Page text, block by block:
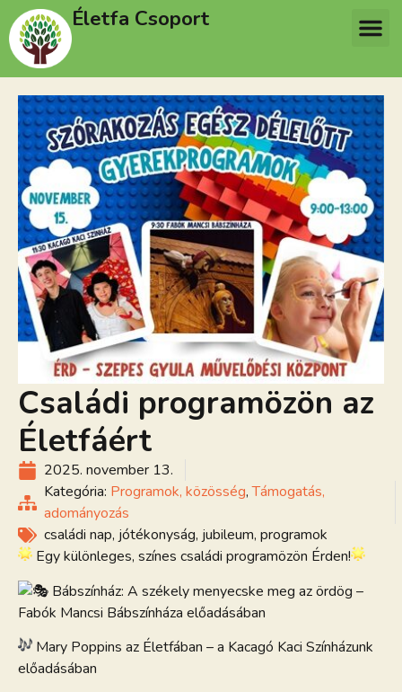
Életfa Csoport
Családi programözön az
Életfáért
2025. november 13.
Kategória: Programok, közösség,Támogatás,
adományozás
családi nap, jótékonyság, jubileum, programok
Egy különleges, színes családi programözön Érden!
Bábszínház: A székely menyecske meg az ördög –
Fabók Mancsi Bábszínháza előadásában
Mary Poppins az Életfában – a Kacagó Kaci Színházunk
előadásában